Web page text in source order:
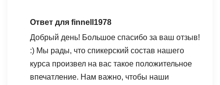
Ответ для finnell1978
Добрый день! Большое спасибо за ваш отзыв!
:) Мы рады, что спикерский состав нашего
курса произвел на вас такое положительное
впечатление. Нам важно, чтобы наши